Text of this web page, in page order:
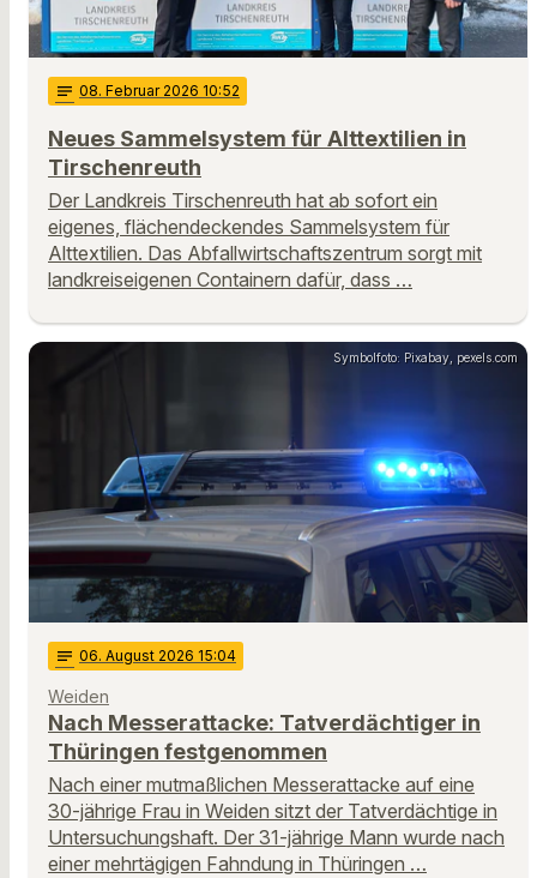
notes 08. Februar 2026 10:52
Neues Sammelsystem für Alttextilien in
Tirschenreuth
Der Landkreis Tirschenreuth hat ab sofort ein
eigenes, flächendeckendes Sammelsystem für
Alttextilien. Das Abfallwirtschaftszentrum sorgt mit
landkreiseigenen Containern dafür, dass …
Symbolfoto: Pixabay, pexels.com
notes 06. August 2026 15:04
Weiden
Nach Messerattacke: Tatverdächtiger in
Thüringen festgenommen
Nach einer mutmaßlichen Messerattacke auf eine
30-jährige Frau in Weiden sitzt der Tatverdächtige in
Untersuchungshaft. Der 31-jährige Mann wurde nach
einer mehrtägigen Fahndung in Thüringen …